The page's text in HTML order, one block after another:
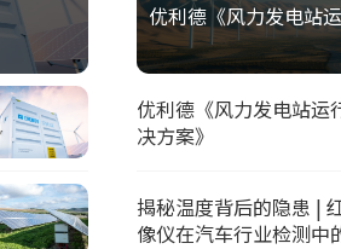
优利德《风力发电站
优利德《风力发电站运
决方案》
揭秘温度背后的隐患 |
像仪在汽车行业检测中